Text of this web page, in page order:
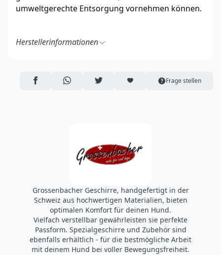
umweltgerechte Entsorgung vornehmen können.
Herstellerinformationen
3415 Hasle
Schweiz
AUF FACEBOOK TEILEN
ÜBER WHATSAPP TEILEN
AUF TWITTER TEILENARTIKEL AUF DIE MERKLISTE
Frage stellen
Grossenbacher Geschirre, handgefertigt in der
Schweiz aus hochwertigen Materialien, bieten
optimalen Komfort für deinen Hund.
Vielfach verstellbar gewährleisten sie perfekte
Passform. Spezialgeschirre und Zubehör sind
ebenfalls erhältlich - für die bestmögliche Arbeit
mit deinem Hund bei voller Bewegungsfreiheit.